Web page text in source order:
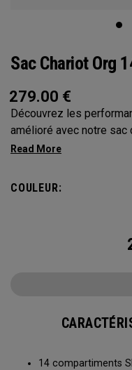
Sac Chariot Org
279.00 €
Découvrez les
amélioré avec notre sac
golfeurs qui n’ont besoin
14 compartiments, son
COULEUR:
14 compartiments